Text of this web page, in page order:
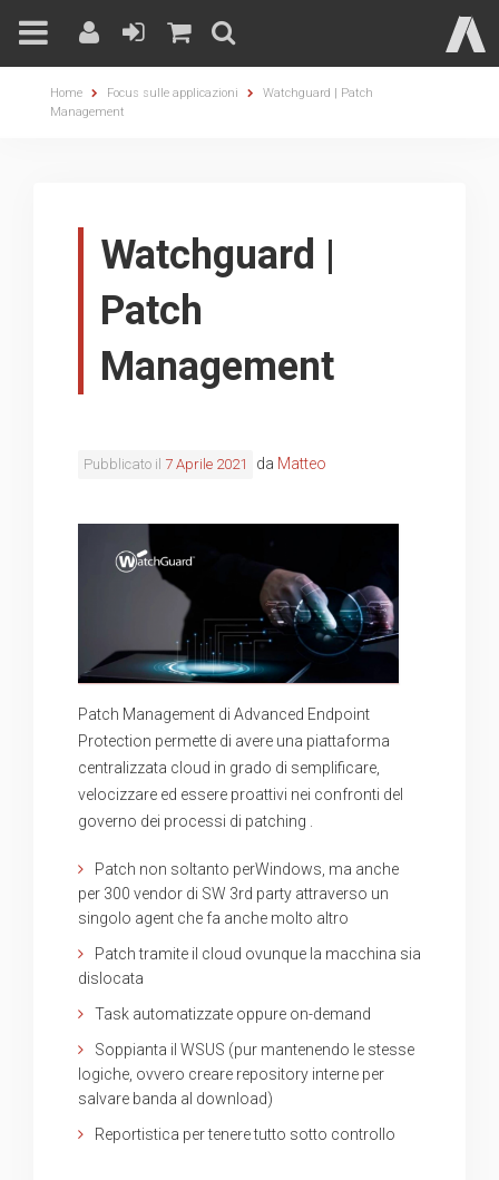
Home Focus sulle applicazioni
Watchguard | Patch
Management
Watchguard |
Patch
Management
Pubblicato il 7 Aprile 2021 da Matteo
Patch Management di Advanced Endpoint
Protection permette di avere una piattaforma
centralizzata cloud in grado di semplificare,
velocizzare ed essere proattivi nei confronti del
governo dei processi di patching .
Patch non soltanto perWindows, ma anche
per 300 vendor di SW 3rd party attraverso un
singolo agent che fa anche molto altro
Patch tramite il cloud ovunque la macchina sia
dislocata
Task automatizzate oppure on-demand
Soppianta il WSUS (pur mantenendo le stesse
logiche, ovvero creare repository interne per
salvare banda al download)
Reportistica per tenere tutto sotto controllo